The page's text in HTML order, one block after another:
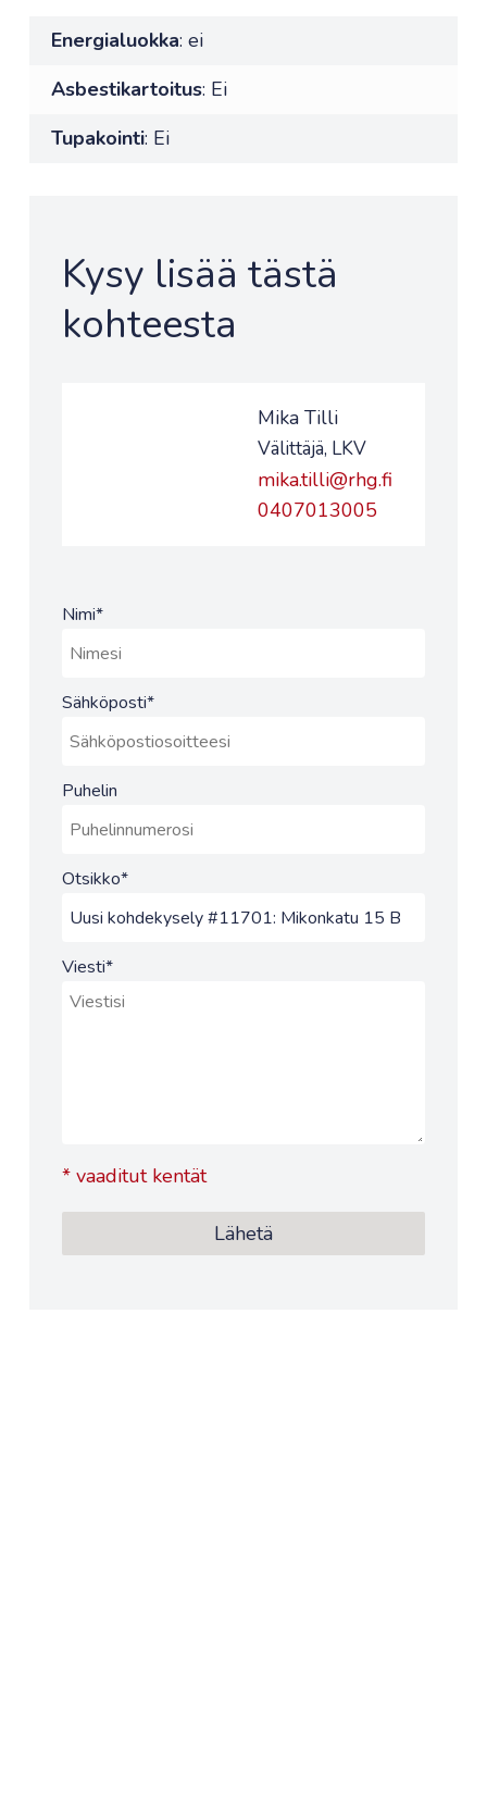
Energialuokka: ei
Asbestikartoitus: Ei
Tupakointi: Ei
Kysy lisää tästä
kohteesta
Mika Tilli
Välittäjä, LKV
mika.tilli@rhg.fi
0407013005
Nimi*
Sähköposti*
Puhelin
Otsikko*
Viesti*
*vaaditut kentät